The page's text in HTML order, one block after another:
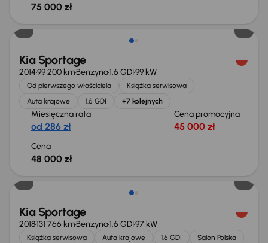
75 000 zł
Kia Sportage
201499 200 kmBenzyna1.6 GDI99 kW
Od pierwszego właściciela
Książka serwisowa
Auta krajowe
1.6 GDI +7 kolejnych
Miesięczna rata
od 286 zł
Cena promocyjna
45 000 zł
Cena
48 000 zł
Kia Sportage
2018131 766 kmBenzyna1.6 GDI97 kW
Książka serwisowa Auta krajowe 1.6 GDI
Salon Polska